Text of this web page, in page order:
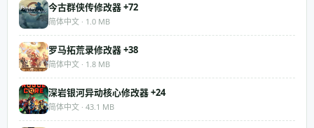
今古群侠传修改器 +72
简体中文 · 1.0 MB
罗马拓荒录修改器 +38
简体中文 · 1.8 MB
深岩银河异动核心修改器 +24
简体中文 · 43.1 MB